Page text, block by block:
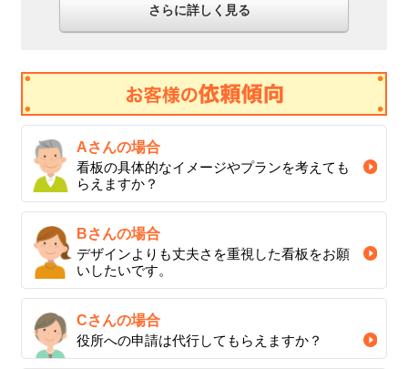
さらに詳しく見る
Aさんの場合
看板の具体的なイメージやプランを考えても
らえますか？
Bさんの場合
デザインよりも丈夫さを重視した看板をお願
いしたいです。
Cさんの場合
役所への申請は代行してもらえますか？